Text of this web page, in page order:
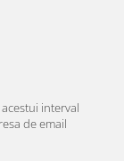
interval
de email